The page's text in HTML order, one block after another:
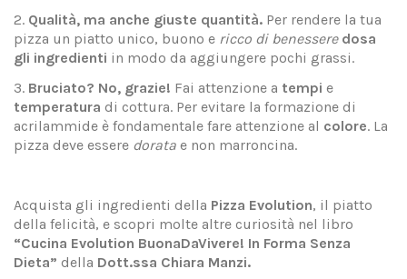
2. Qualità, ma anche giuste quantità. Per rendere la tua
pizza un piatto unico, buono e ricco di benessere dosa
gli ingredienti in modo da aggiungere pochi grassi.
3. Bruciato? No, grazie! Fai attenzione a tempi e
temperatura di cottura. Per evitare la formazione di
acrilammide è fondamentale fare attenzione al colore. La
pizza deve essere dorata e non marroncina.
Acquista gli ingredienti della Pizza Evolution, il piatto
della felicità, e scopri molte altre curiosità nel libro
“Cucina Evolution BuonaDaVivere! In Forma Senza
Dieta” della Dott.ssa Chiara Manzi.